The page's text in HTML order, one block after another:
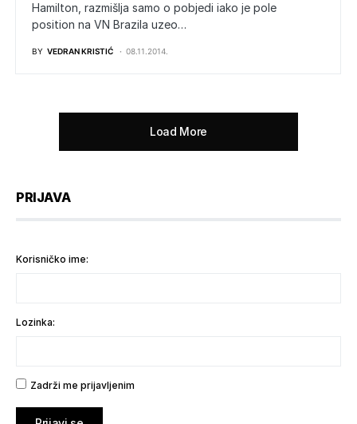
Hamilton, razmišlja samo o pobjedi iako je pole
position na VN Brazila uzeo…
BY VEDRAN KRISTIĆ 08.11.2014.
Load More
PRIJAVA
Korisničko ime:
Lozinka:
Zadrži me prijavljenim